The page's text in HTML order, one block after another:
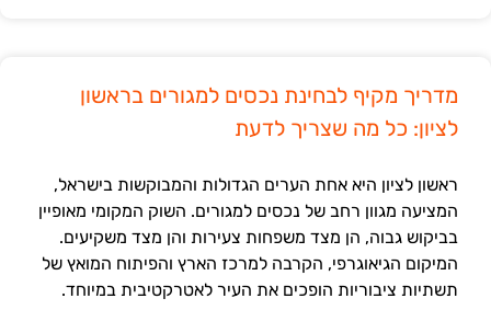
מדריך מקיף לבחינת נכסים למגורים בראשון
לציון: כל מה שצריך לדעת
ראשון לציון היא אחת הערים הגדולות והמבוקשות בישראל,
המציעה מגוון רחב של נכסים למגורים. השוק המקומי מאופיין
בביקוש גבוה, הן מצד משפחות צעירות והן מצד משקיעים.
המיקום הגיאוגרפי, הקרבה למרכז הארץ והפיתוח המואץ של
תשתיות ציבוריות הופכים את העיר לאטרקטיבית במיוחד.